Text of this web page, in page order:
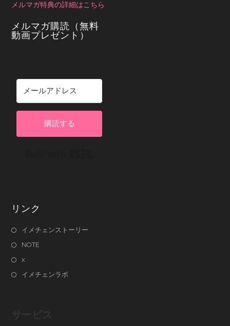
メルマガ特典の詳細はこちら
メルマガ購読（無料
動画プレゼント）
購読する
リンク
イメチェンストーリー
NOTE
x
イメチェンラボ